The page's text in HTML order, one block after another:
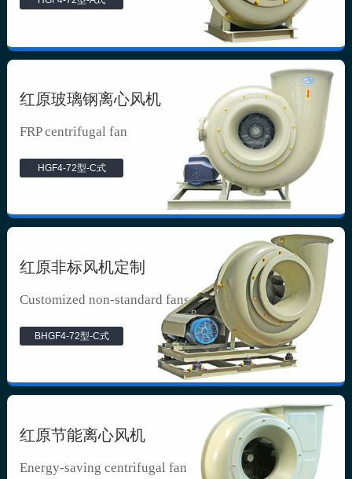
红原玻璃钢离心风机
FRP centrifugal fan
HGF4-72型-C式
红原非标风机定制
Customized non-standard fans
BHGF4-72型-C式
红原节能离心风机
Energy-saving centrifugal fan